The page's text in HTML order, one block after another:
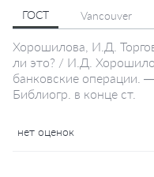
ГОСТ Vancouver
Хорошилова, И.Д.
ли это? / И.Д.
банковские
Библиогр. в конце ст.
нет оценок